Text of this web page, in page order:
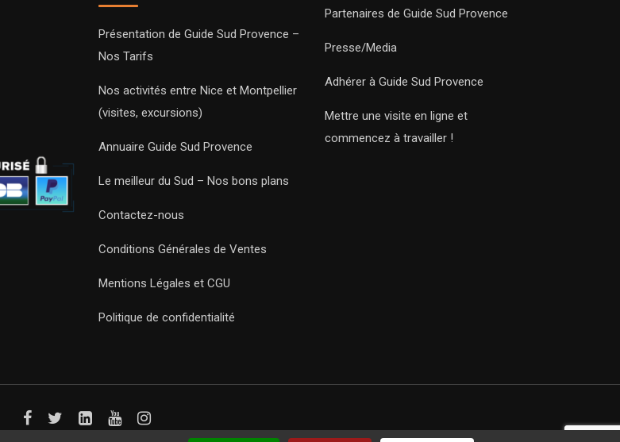
Présentation de Guide Sud Provence –
Nos Tarifs
Nos activités entre Nice et Montpellier
(visites, excursions)
Annuaire Guide Sud Provence
Le meilleur du Sud – Nos bons plans
Contactez-nous
Conditions Générales de Ventes
Mentions Légales et CGU
Politique de confidentialité
Partenaires de Guide Sud Provence
Presse/Media
Adhérer à Guide Sud Provence
Mettre une visite en ligne et
commencez à travailler !